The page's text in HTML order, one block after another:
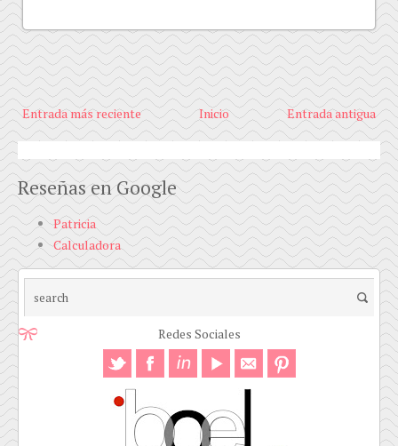
Entrada más reciente Entrada antigua
Inicio
Reseñas en Google
Patricia
Calculadora
Redes Sociales